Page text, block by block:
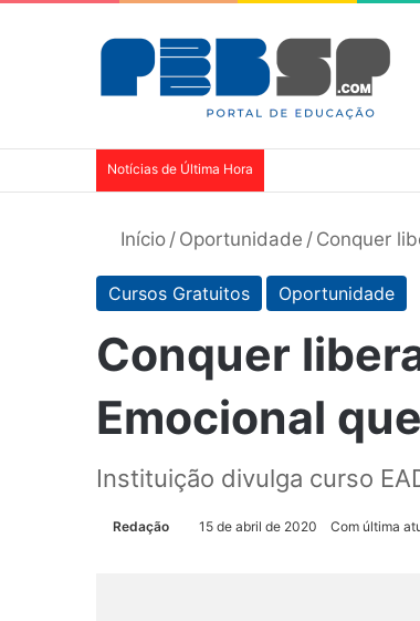
Notícias de Última Hora
Início / Oportunidade / Conquer
Cursos Gratuitos Oportunidade
Conquer
Emocional
Instituição divulga curso
Redação 15 de abril de 2020 Com última